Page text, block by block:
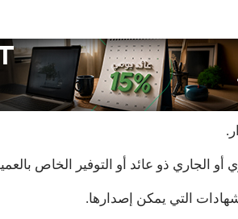
التي يمكن إصدارها.